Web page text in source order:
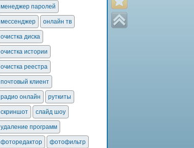
менеджер паролей
мессенджер онлайн тв
очистка диска
очистка истории
очистка реестра
почтовый клиент
радио онлайн руткиты
скриншот слайд шоу
удаление программ
фоторедактор фотофильтр